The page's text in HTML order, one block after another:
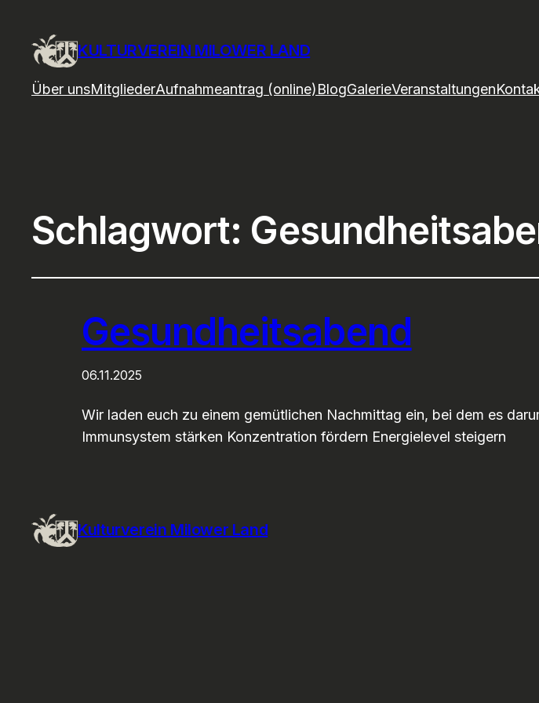
KULTURVEREIN MILOWER LAND
Über unsMitgliederAufnahmeantrag (online)BlogGalerieVeranstaltungen
Schlagwort:
Gesundheitsabend
06.11.2025
Wir laden euch zu einem gemütlichen Nachmittag ein, bei dem es
Immunsystem stärken Konzentration fördern Energielevel steigern
Kulturverein Milower Land